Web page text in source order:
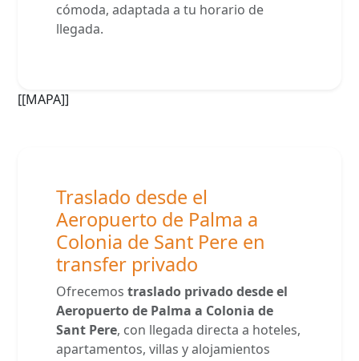
cómoda, adaptada a tu horario de
llegada.
[[MAPA]]
Traslado desde el
Aeropuerto de Palma a
Colonia de Sant Pere en
transfer privado
Ofrecemos traslado privado desde el
Aeropuerto de Palma a Colonia de
Sant Pere, con llegada directa a hoteles,
apartamentos, villas y alojamientos